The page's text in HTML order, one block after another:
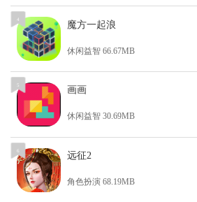
4 魔方一起浪
休闲益智 66.67MB
5 画画
休闲益智 30.69MB
6 远征2
角色扮演 68.19MB